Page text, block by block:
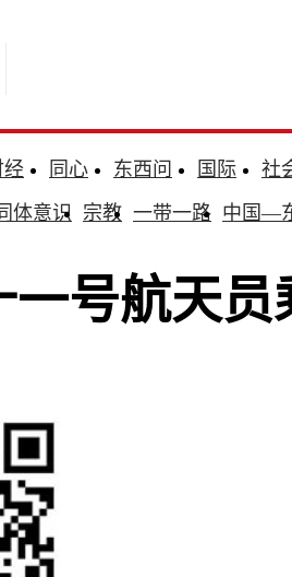
经 同心 东西问 国际
社
体意识 宗教 一带一路 中国—
一号航天